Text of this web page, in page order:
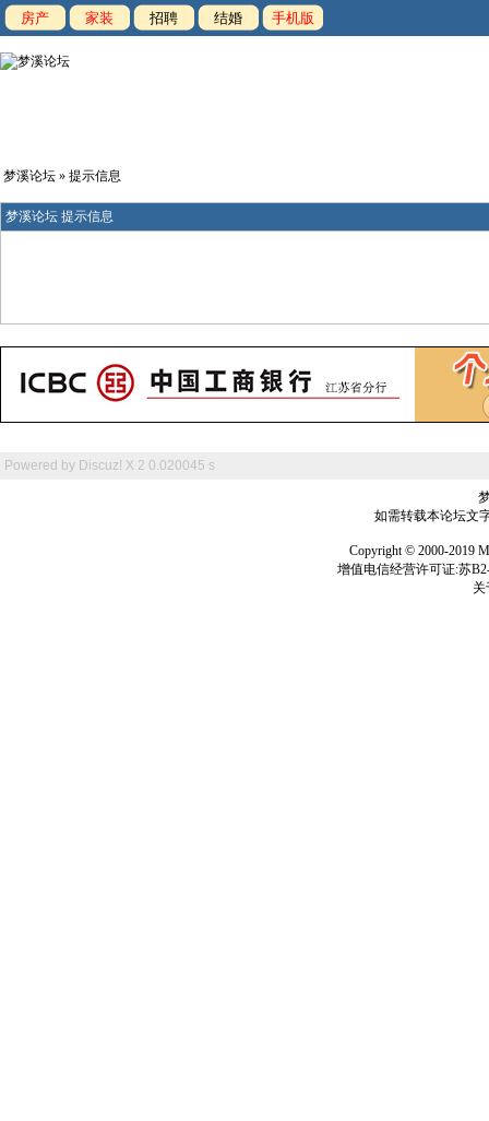
房产 家装 招聘 结婚 手机版
梦溪论坛 » 提示信息
梦溪论坛 提示信息
Powered by Discuz! X 2 0.020045 s
如需转载本论坛文
Copyright © 2000-2019
增值电信经营许可证:苏
关